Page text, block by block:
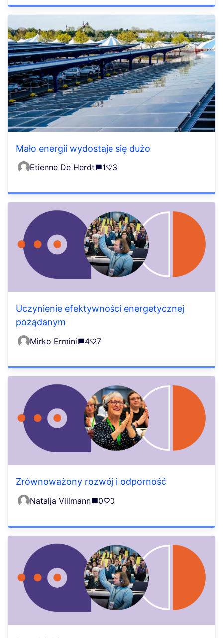
Mało energii wydostaje się dużo
Etienne De Herdt 1 3
Uczynienie efektywności energetycznej
pożądanym
Mirko Ermini 4 7
Zrównoważony rozwój i odporność
Natalja Viilmann 0 0